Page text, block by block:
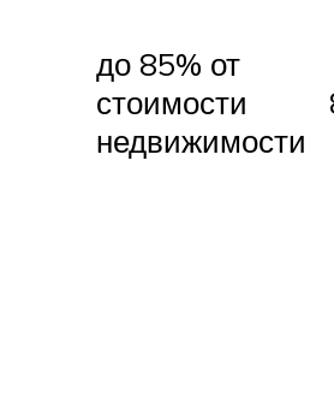
до 85% от
стоимости
недвижимости